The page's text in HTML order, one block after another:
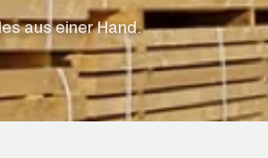
aus einer Hand.